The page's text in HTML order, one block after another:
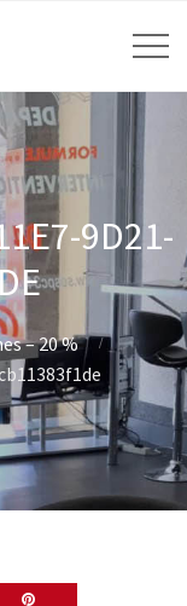
9D21-
– 20 %